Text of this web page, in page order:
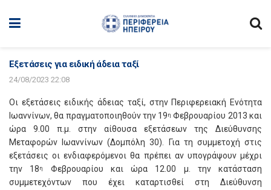
Εξετάσεις για ειδική άδεια ταξί
24/08/2023 22:08
Οι εξετάσεις ειδικής άδειας ταξί, στην Περιφερειακή Ενότητα
Ιωαννίνων, θα πραγματοποιηθούν την 19 η Φεβρουαρίου 2013 και
ώρα 9.00 π.μ. στην αίθουσα εξετάσεων της Διεύθυνσης
Μεταφορών Ιωαννίνων (Δομπόλη 30). Για τη συμμετοχή στις
εξετάσεις οι ενδιαφερόμενοι θα πρέπει αν υπογράψουν μέχρι
την 18 η
Φεβρουαρίου και ώρα 12.00 μ. την κατάσταση
συμμετεχόντων που έχει καταρτισθεί στη Διεύθυνση